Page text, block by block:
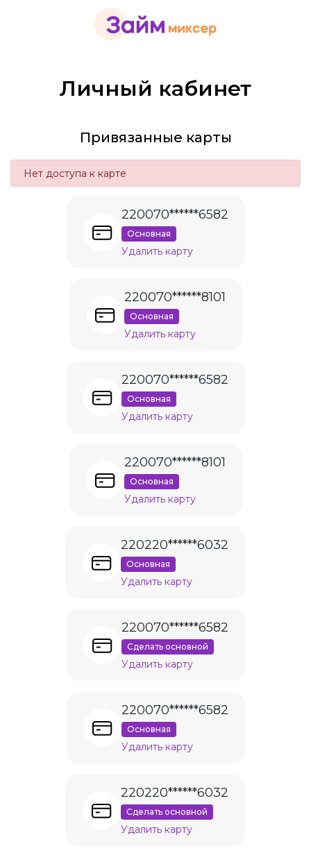
Личный кабинет
Привязанные карты
Нет доступа к карте
220070******6582
Основная
Удалить карту
220070******8101
Основная
Удалить карту
220070******6582
Основная
Удалить карту
220070******8101
Основная
Удалить карту
220220******6032
Основная
Удалить карту
220070******6582
Сделать основной
Удалить карту
220070******6582
Основная
Удалить карту
220220******6032
Сделать основной
Удалить карту